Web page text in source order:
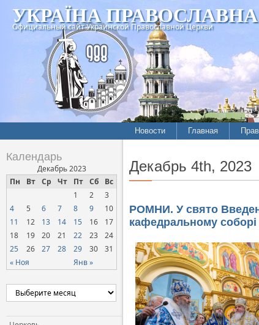
УКРАЇНА ПРАВОСЛАВНА
Официальный сайт Украинской Православной Церкви
Новости
Межконфессиональные
отношения
верующих
Официальная хроника
Расколы, ереси, секты
СОЦИАЛЬНОЕ
СЛУЖЕНИЕ
Церковь и власть
Церковь и общество
Главная
Календарь
Декабрь 2023
Пн
Вт Ср Чт Пт Сб Вс
« Ноя Янв »
1 2
3
4
5 6 7 8 9
10
11
12 13 14 15 16
17
18
19 20 21 22 23
24
25
26 27 28 29 30 31
Декабрь 4th, 2023
РОМНИ. У свято
кафедральному соборі